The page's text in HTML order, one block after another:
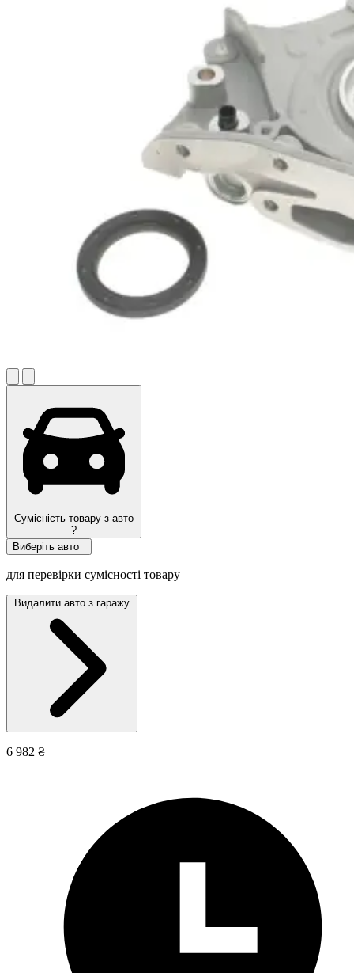
Сумісність товару з авто
?
Виберіть авто
для перевірки сумісності товару
Видалити авто з гаражу
6 982 ₴